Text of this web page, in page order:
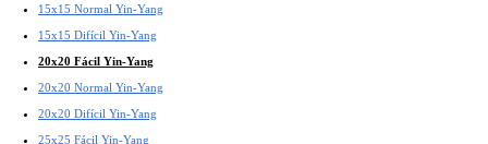
15x15 Normal Yin-Yang
15x15 Difícil Yin-Yang
20x20 Fácil Yin-Yang
20x20 Normal Yin-Yang
20x20 Difícil Yin-Yang
25x25 Fácil Yin-Yang